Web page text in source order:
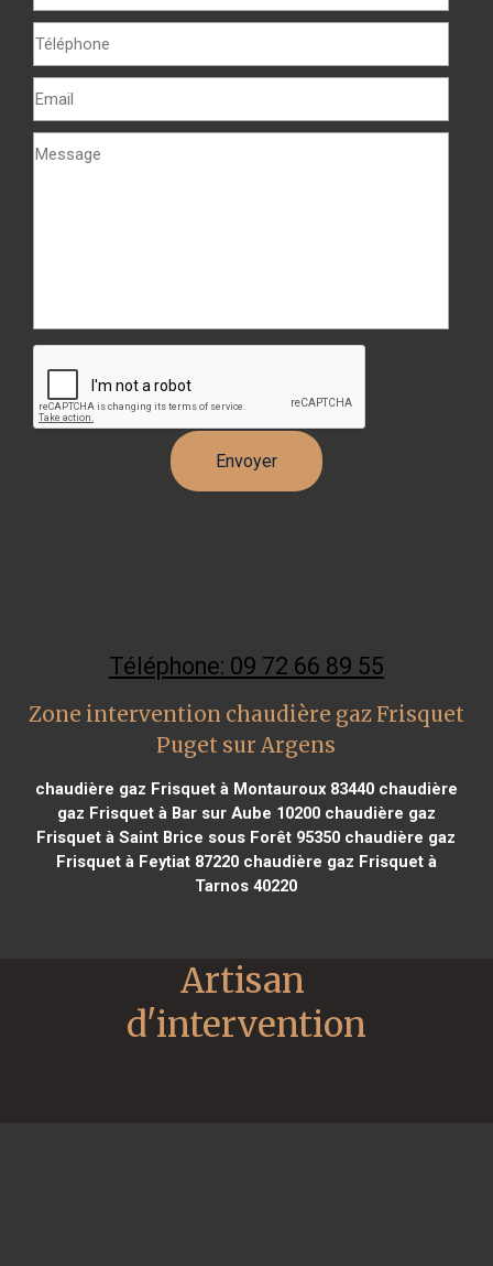
Téléphone: 09 72 66 89 55
Zone intervention chaudière gaz Frisquet
Puget sur Argens
chaudière gaz Frisquet à Montauroux 83440chaudière
gaz Frisquet à Bar sur Aube 10200chaudière gaz
Frisquet à Saint Brice sous Forêt 95350 chaudière gaz
Frisquet à Feytiat 87220chaudière gaz Frisquet à
Tarnos 40220
Artisan
d'intervention